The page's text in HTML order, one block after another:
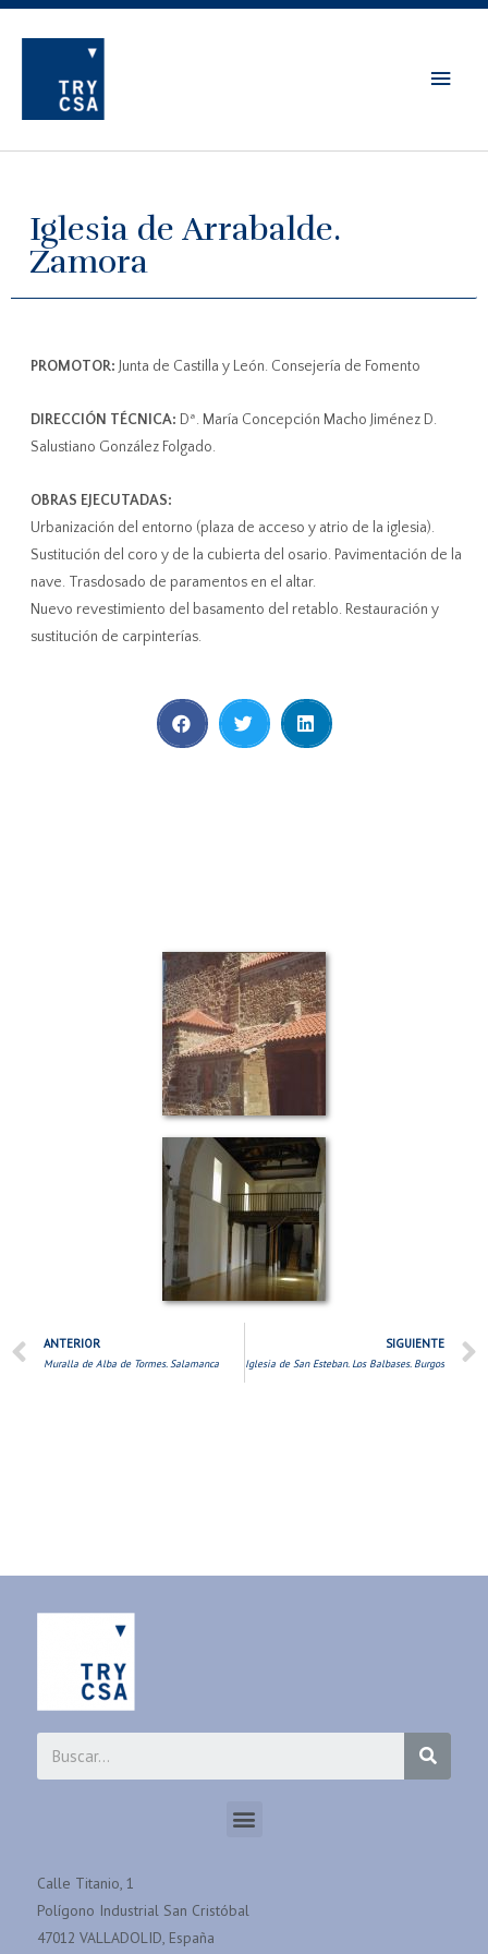
Iglesia de Arrabalde.
Zamora
PROMOTOR: Junta de Castilla y León. Consejería de Fomento
DIRECCIÓN TÉCNICA: Dª. María Concepción Macho Jiménez D.
Salustiano González Folgado.
OBRAS EJECUTADAS:
Urbanización del entorno (plaza de acceso y atrio de la iglesia).
Sustitución del coro y de la cubierta del osario. Pavimentación de la
nave. Trasdosado de paramentos en el altar.
Nuevo revestimiento del basamento del retablo. Restauración y
sustitución de carpinterías.
ANTERIOR
Muralla de Alba de Tormes. Salamanca
SIGUIENTE
Iglesia de San Esteban. Los Balbases. Burgos
Calle Titanio, 1
Polígono Industrial San Cristóbal
47012 VALLADOLID, España